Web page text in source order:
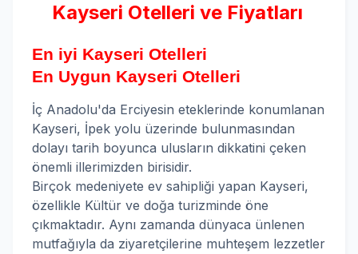
Kayseri Otelleri ve Fiyatları
En iyi Kayseri Otelleri
En Uygun Kayseri Otelleri
İç Anadolu'da Erciyesin eteklerinde konumlanan
Kayseri, İpek yolu üzerinde bulunmasından
dolayı tarih boyunca ulusların dikkatini çeken
önemli illerimizden birisidir.
Birçok medeniyete ev sahipliği yapan Kayseri,
özellikle Kültür ve doğa turizminde öne
çıkmaktadır. Aynı zamanda dünyaca ünlenen
mutfağıyla da ziyaretçilerine muhteşem lezzetler